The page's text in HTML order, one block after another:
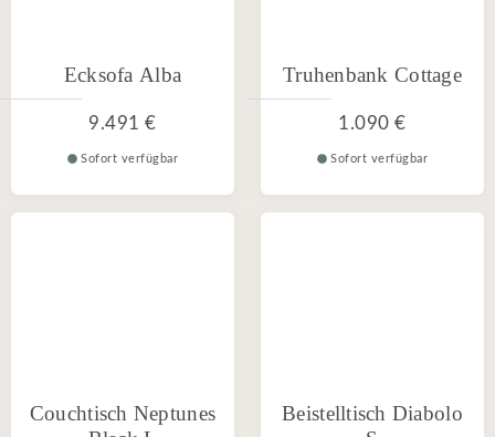
Ecksofa Alba
9.491 €
Sofort verfügbar
Truhenbank Cottage
1.090 €
Sofort verfügbar
Couchtisch Neptunes
Beistelltisch Diabolo